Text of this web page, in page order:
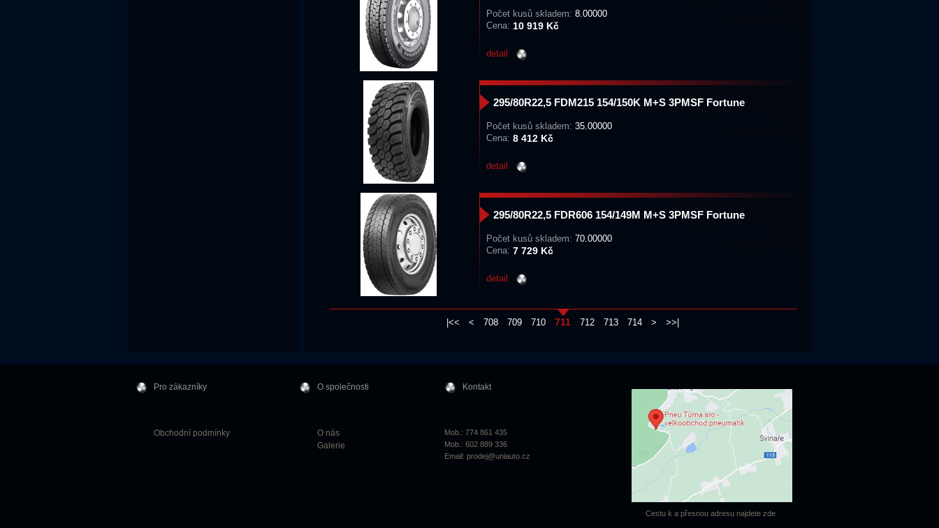
Počet kusů skladem: 8.00000
Cena: 10 919 Kč
detail
295/80R22,5 FDM215 154/150K M+S 3PMSF Fortune
Počet kusů skladem: 35.00000
Cena: 8 412 Kč
detail
295/80R22,5 FDR606 154/149M M+S 3PMSF Fortune
Počet kusů skladem: 70.00000
Cena: 7 729 Kč
detail
|<< < 708 709 710 711 712 713 714 > >>|
Pro zákazníky
Obchodní podmínky
O společnosti
O nás
Galerie
Kontakt
Mob.: 774 861 435
Mob.: 602 889 336
Email: prodej@uniauto.cz
Cestu k a přesnou adresu najdete zde